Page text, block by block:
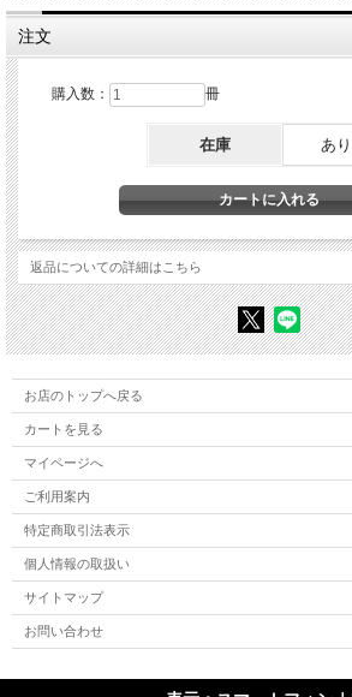
Ⅱ 大学はどのようにして生まれて成長してきたか
Ⅲ 「教育」はどのように変化してきたか
Ⅳ 「研究」にはどのような問題があるのか
Ⅵ 未来の「学生」たちへ
付 深く迷い、高く跳べ
関連情報
同世代の約6割が大学に進学し、大学入学そのものへの
る一方、情報伝達の手段も経路も多様化している現代
の大学イメージは、現実の若者のありようから、もは
他方で、1990年代以降の教養課程廃止の趨勢から、国
らには、毎年公表される国際的な大学ランキングなる
「地盤沈下」がまことしやかに報道される。
今、日本の大学は、一体どんな危機に直面しているの
で、大学が真に重視すべきミッションとは何か。
40年以上にわたって教育および管理運営の立場から大
者が、「教養」のあり方の再定義、文系軽視への警鐘
治といったさまざまな切り口から、今こそ大学が手放
何かを問う。
著者紹介
1951年東京生まれ。東京大学・中部大学名誉教授。地
注文
購入数： 冊
在庫 あり
返品についての詳細はこちら
お店のトップへ戻る
カートを見る
マイページへ
ご利用案内
特定商取引法表示
個人情報の取扱い
サイトマップ
お問い合わせ